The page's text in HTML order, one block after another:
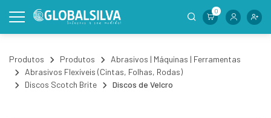
0
Produtos Produtos
Abrasivos | Máquinas | Ferramentas
Abrasivos Flexíveis (Cintas, Folhas, Rodas)
Discos Scotch Brite
Discos de Velcro